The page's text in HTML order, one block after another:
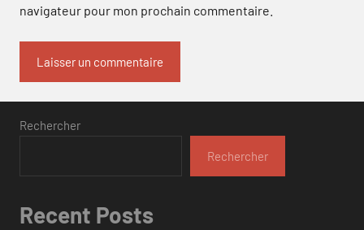
navigateur pour mon prochain commentaire.
Rechercher
Rechercher
Recent Posts